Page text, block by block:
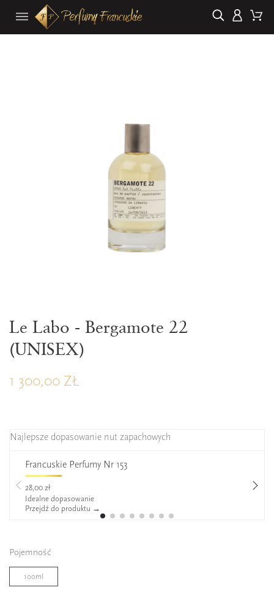
Le Labo - Bergamote 22
(UNISEX)
1 300,00 ZŁ
Najlepsze dopasowanie nut zapachowych
Francuskie Perfumy Nr 153
28,00 zł
Idealne dopasowanie
Przejdź do produktu →
Pojemność
100ml